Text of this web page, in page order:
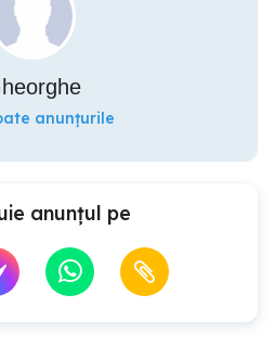
anunțurile
anunțul pe